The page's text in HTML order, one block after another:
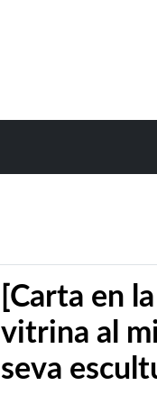
[Carta en
vitrina al
seva